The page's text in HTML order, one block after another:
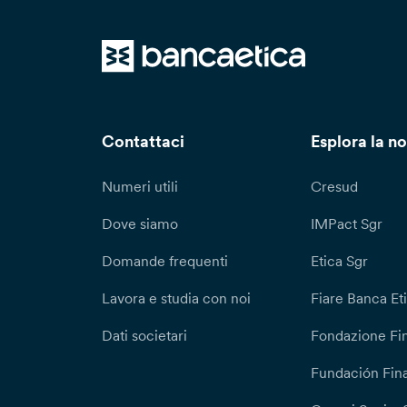
Contattaci
Numeri utili
Dove siamo
Domande frequenti
Lavora e studia con noi
Dati societari
Esplora la
Cresud
IMPact Sgr
Etica Sgr
Fiare Banca
Fondazione
Fundación